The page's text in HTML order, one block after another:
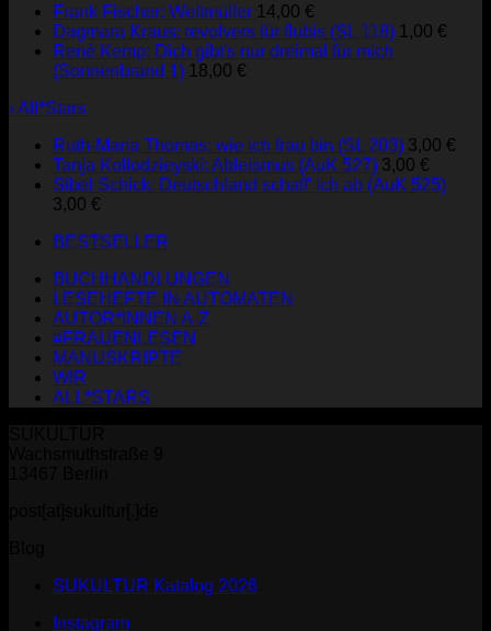
Frank Fischer: Weltmüller 14,00 €
Dagmara Kraus: revolvers für flubis (SL 118) 1,00 €
René Kemp: Dich gibt's nur dreimal für mich
(Sonnenbrand 1) 18,00 €
› All*Stars
Ruth-Maria Thomas: wie ich frau bin (SL 203) 3,00 €
Tanja Kollodzieyski: Ableismus (AuK 527) 3,00 €
Sibel Schick: Deutschland schaff' ich ab (AuK 525)
3,00 €
BESTSELLER
BUCHHANDLUNGEN
LESEHEFTE IN AUTOMATEN
AUTOR*INNEN A-Z
#FRAUENLESEN
MANUSKRIPTE
WIR
ALL*STARS
SUKULTUR Katalog 2026
Instagram